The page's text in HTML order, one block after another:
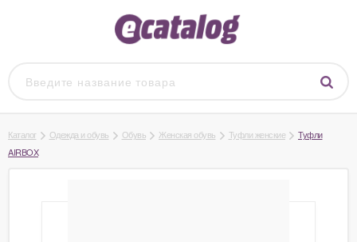
Каталог Одежда и обувь Обувь Женская обувь Туфли женские
Туфли
AIRBOX